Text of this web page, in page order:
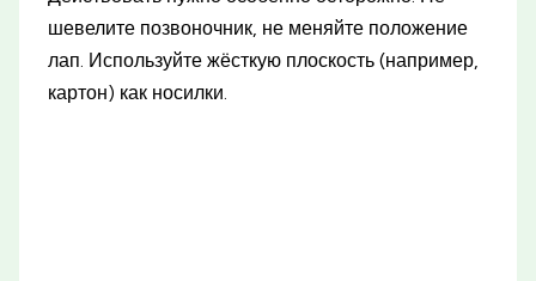
шевелите позвоночник, не меняйте положение
лап. Используйте жёсткую плоскость (например,
картон) как носилки.